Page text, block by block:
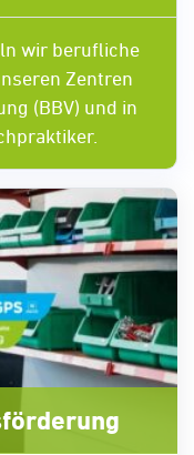
wir berufliche
Zentren
(BBV) und in